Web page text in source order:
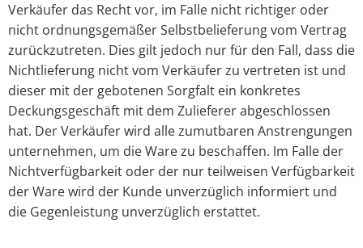
Verkäufer das Recht vor, im Falle nicht richtiger oder
nicht ordnungsgemäßer Selbstbelieferung vom Vertrag
zurückzutreten. Dies gilt jedoch nur für den Fall, dass die
Nichtlieferung nicht vom Verkäufer zu vertreten ist und
dieser mit der gebotenen Sorgfalt ein konkretes
Deckungsgeschäft mit dem Zulieferer abgeschlossen
hat. Der Verkäufer wird alle zumutbaren Anstrengungen
unternehmen, um die Ware zu beschaffen. Im Falle der
Nichtverfügbarkeit oder der nur teilweisen Verfügbarkeit
der Ware wird der Kunde unverzüglich informiert und
die Gegenleistung unverzüglich erstattet.